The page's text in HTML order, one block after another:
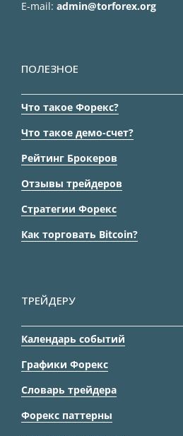
E-mail: admin@torforex.org
ПОЛЕЗНОЕ
Что такое Форекс?
Что такое демо-счет?
Рейтинг Брокеров
Отзывы трейдеров
Стратегии Форекс
Как торговать Bitcoin?
ТРЕЙДЕРУ
Календарь событий
Графики Форекс
Словарь трейдера
Форекс паттерны